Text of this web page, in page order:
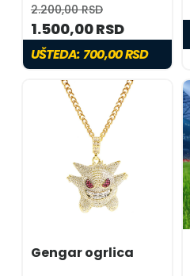
2.200,00 RSD
1.500,00 RSD
UŠTEDA:700,00 RSD
Gengar ogrlica